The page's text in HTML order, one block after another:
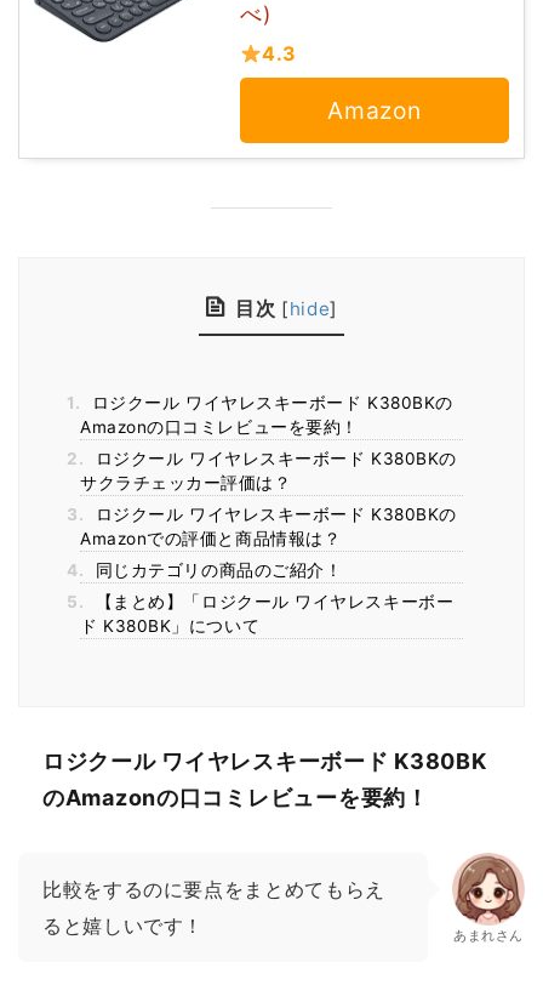
べ)
4.3
Amazon
目次 [hide]
1.
ロジクール ワイヤレスキーボード K380BKの
Amazonの口コミレビューを要約！
2.
ロジクール ワイヤレスキーボード K380BKの
サクラチェッカー評価は？
3.
ロジクール ワイヤレスキーボード K380BKの
Amazonでの評価と商品情報は？
4.
同じカテゴリの商品のご紹介！
5.
【まとめ】「ロジクール ワイヤレスキーボー
ド K380BK」について
ロジクール ワイヤレスキーボード K380BK
のAmazonの口コミレビューを要約！
比較をするのに要点をまとめてもらえ
ると嬉しいです！
あまれさん